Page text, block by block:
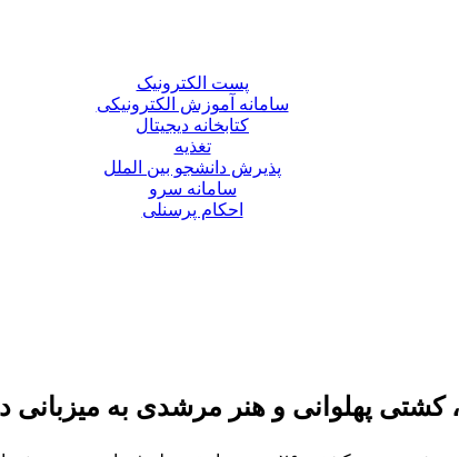
پست الکترونیک
سامانه آموزش الکترونیکی
کتابخانه دیجیتال
تغذیه
پذیرش دانشجو بین الملل
سامانه سرو
احکام پرسنلی
پهلوانی و هنر مرشدی به میزبانی